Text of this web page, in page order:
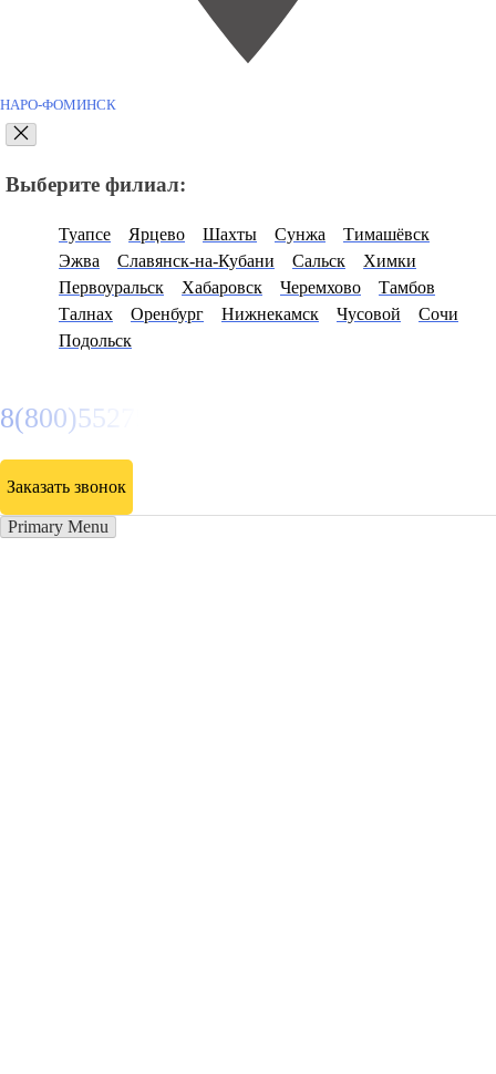
НАРО-ФОМИНСК
Выберите филиал:
Туапсе Ярцево Шахты Сунжа
Тимашёвск
Эжва
Славянск-на-Кубани Сальск
Химки
Первоуральск
Хабаровск Черемхово
Тамбов
Талнах
Оренбург Нижнекамск Чусовой
Сочи
Подольск
8(800)5527584
Заказать звонок
Primary Menu